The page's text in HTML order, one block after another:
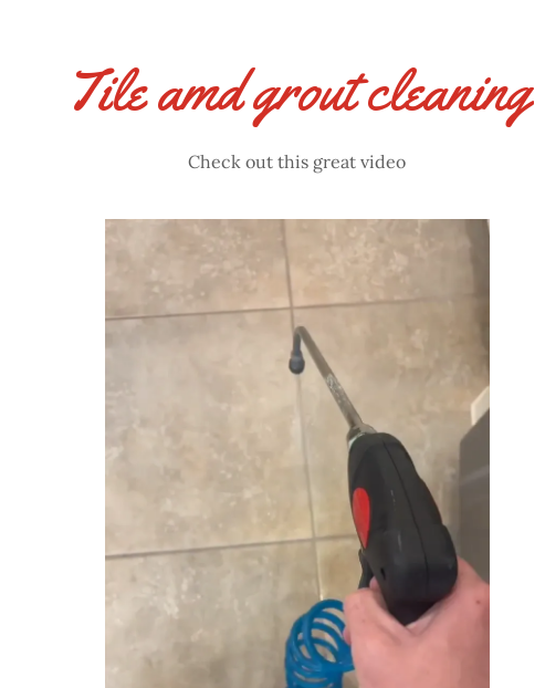
Tile amd grout cleaning
Check out this great video